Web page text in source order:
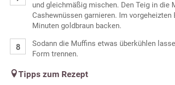
und gleichmäßig mischen. Den Teig in
Cashewnüssen garnieren. Im
Minuten goldbraun backen.
Sodann die Muffins etwas überkühlen
Form trennen.
Tipps zum Rezept